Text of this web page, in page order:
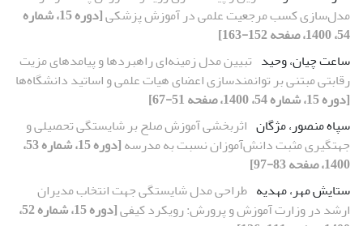
مدل‌سازی کسب مرجعیت علمی در آموزش پزشکی
[دوره 15، شماره
54، 1400، صفحه 152-163]
ساعت چیان، وحید تبیین مدل زمینه‌ای راهبردها و پیامدهای مزیت
رقابتی مبتنی بر توانمندسازی اعضای هیات علمی و اساتید دانشگاه‌ها
[دوره 15، شماره 54، 1400، صفحه 51-67]
سپاه منصور، مژگان اثربخشی آموزش صلح بر شایستگی تحصیلی و
جهت‏گیری مثبت دانش‌آموزان نسبت به مدرسه
[دوره 15، شماره 53،
1400، صفحه 83-97]
ستایش مهر، مهدیه طراحی مدل شایستگی جهت انتخاب مدیران
ارشد در وزارت آموزش و پرورش: رویکرد کیفی
[دوره 15، شماره 52،